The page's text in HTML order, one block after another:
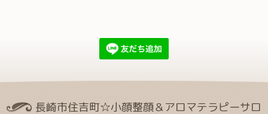
長崎市住吉町☆小顔整顔＆アロマテラピーサロ